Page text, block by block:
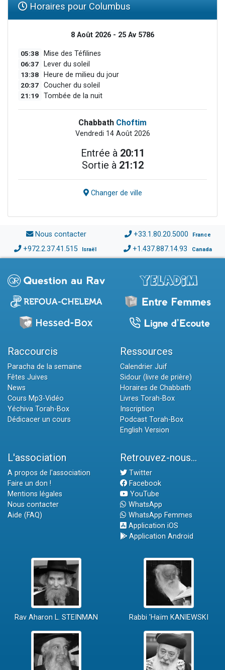
Horaires pour Columbus
8 Août 2026 - 25 Av 5786
05:38 Mise des Téfilines
06:37 Lever du soleil
13:38 Heure de milieu du jour
20:37 Coucher du soleil
21:19 Tombée de la nuit
Chabbath Choftim
Vendredi 14 Août 2026
Entrée à 20:11
Sortie à 21:12
Changer de ville
Nous contacter +33.1.80.20.5000 France
+972.2.37.41.515 Israël +1.437.887.14.93 Canada
Raccourcis
Paracha de la semaine
Fêtes Juives
News
Cours Mp3-Vidéo
Yéchiva Torah-Box
Dédicacer un cours
Ressources
Calendrier Juif
Sidour (livre de prière)
Horaires de Chabbath
Livres Torah-Box
Inscription
Podcast Torah-Box
English Version
L'association
A propos de l'association
Faire un don !
Mentions légales
Nous contacter
Aide (FAQ)
Retrouvez-nous...
Twitter
Facebook
YouTube
WhatsApp
WhatsApp Femmes
Application iOS
Application Android
Rav Aharon L. STEINMAN Rabbi 'Haïm KANIEWSKI